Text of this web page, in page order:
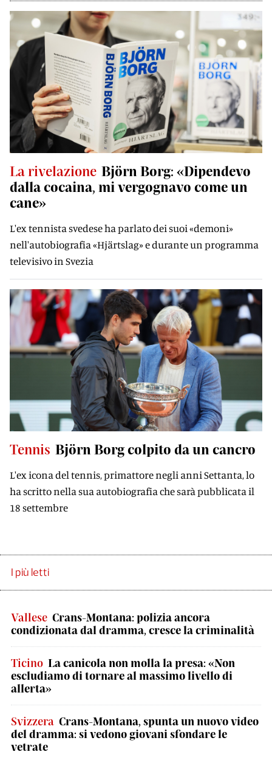
La rivelazione Björn Borg: «Dipendevo
dalla cocaina, mi vergognavo come un
cane»
L'ex tennista svedese ha parlato dei suoi «demoni»
nell'autobiografia «Hjärtslag» e durante un programma
televisivo in Svezia
Tennis Björn Borg colpito da un cancro
L'ex icona del tennis, primattore negli anni Settanta, lo
ha scritto nella sua autobiografia che sarà pubblicata il
18 settembre
I più letti
Vallese Crans-Montana: polizia ancora
condizionata dal dramma, cresce la criminalità
Ticino La canicola non molla la presa: «Non
escludiamo di tornare al massimo livello di
allerta»
Svizzera Crans-Montana, spunta un nuovo video
del dramma: si vedono giovani sfondare le
vetrate